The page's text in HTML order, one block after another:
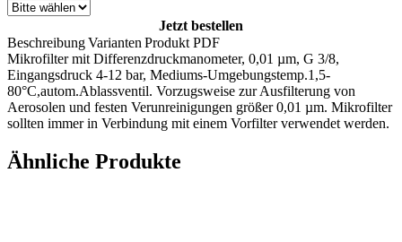
Jetzt bestellen
BeschreibungVarianten Produkt PDF
Mikrofilter mit Differenzdruckmanometer, 0,01 µm, G 3/8,
Eingangsdruck 4-12 bar, Mediums-Umgebungstemp.1,5-
80°C,autom.Ablassventil. Vorzugsweise zur Ausfilterung von
Aerosolen und festen Verunreinigungen größer 0,01 µm. Mikrofilter
sollten immer in Verbindung mit einem Vorfilter verwendet werden.
Ähnliche Produkte